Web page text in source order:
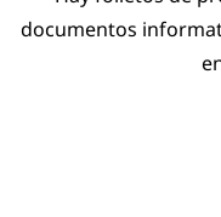
documentos